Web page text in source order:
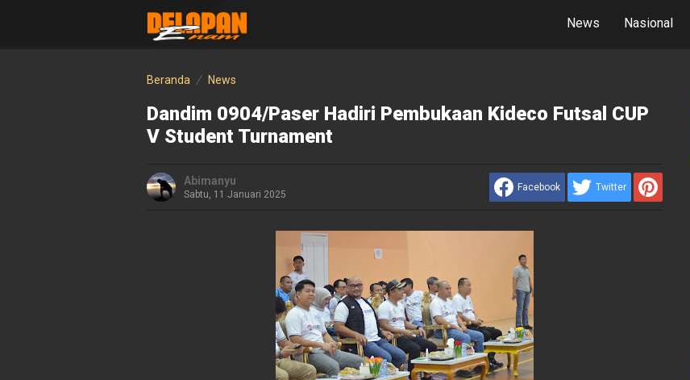
News Nasional
Beranda News
Dandim 0904/Paser Hadiri Pembukaan Kideco Futsal CUP
V Student Turnament
Abimanyu
Sabtu, 11 Januari 2025
Facebook Twitter